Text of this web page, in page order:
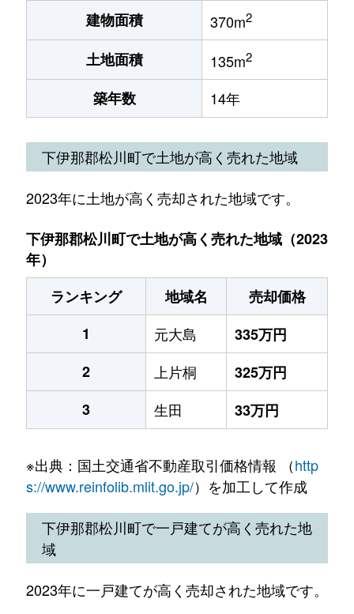
建物面積 370m2
土地面積 135m2
築年数 14年
下伊那郡松川町で土地が高く売れた地域
2023年に土地が高く売却された地域です。
下伊那郡松川町で土地が高く売れた地域（2023
年）
ランキング
地域名
売却価格
1
元大島
335万円
2
上片桐
325万円
3
生田 33万円
※出典：国土交通省不動産取引価格情報 （http
s://www.reinfolib.mlit.go.jp/）を加工して作成
下伊那郡松川町で一戸建てが高く売れた地
域
2023年に一戸建てが高く売却された地域です。